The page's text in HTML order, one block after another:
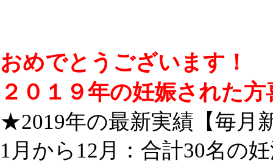
おめでとうございます！
２０１９年の妊娠された
★2019年の最新実績【毎月
1月から12月：合計30名の